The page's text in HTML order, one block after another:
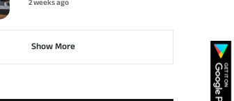
2 weeks ago
Show More